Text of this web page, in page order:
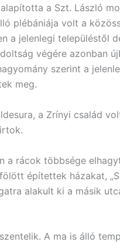
a Szt. László
plébániája volt a
a jelenlegi településtől
végére azonban
szerint a
meg.
a Zrínyi család
a rácok többsége
építettek házakat,
alakult ki a másik
A ma is álló